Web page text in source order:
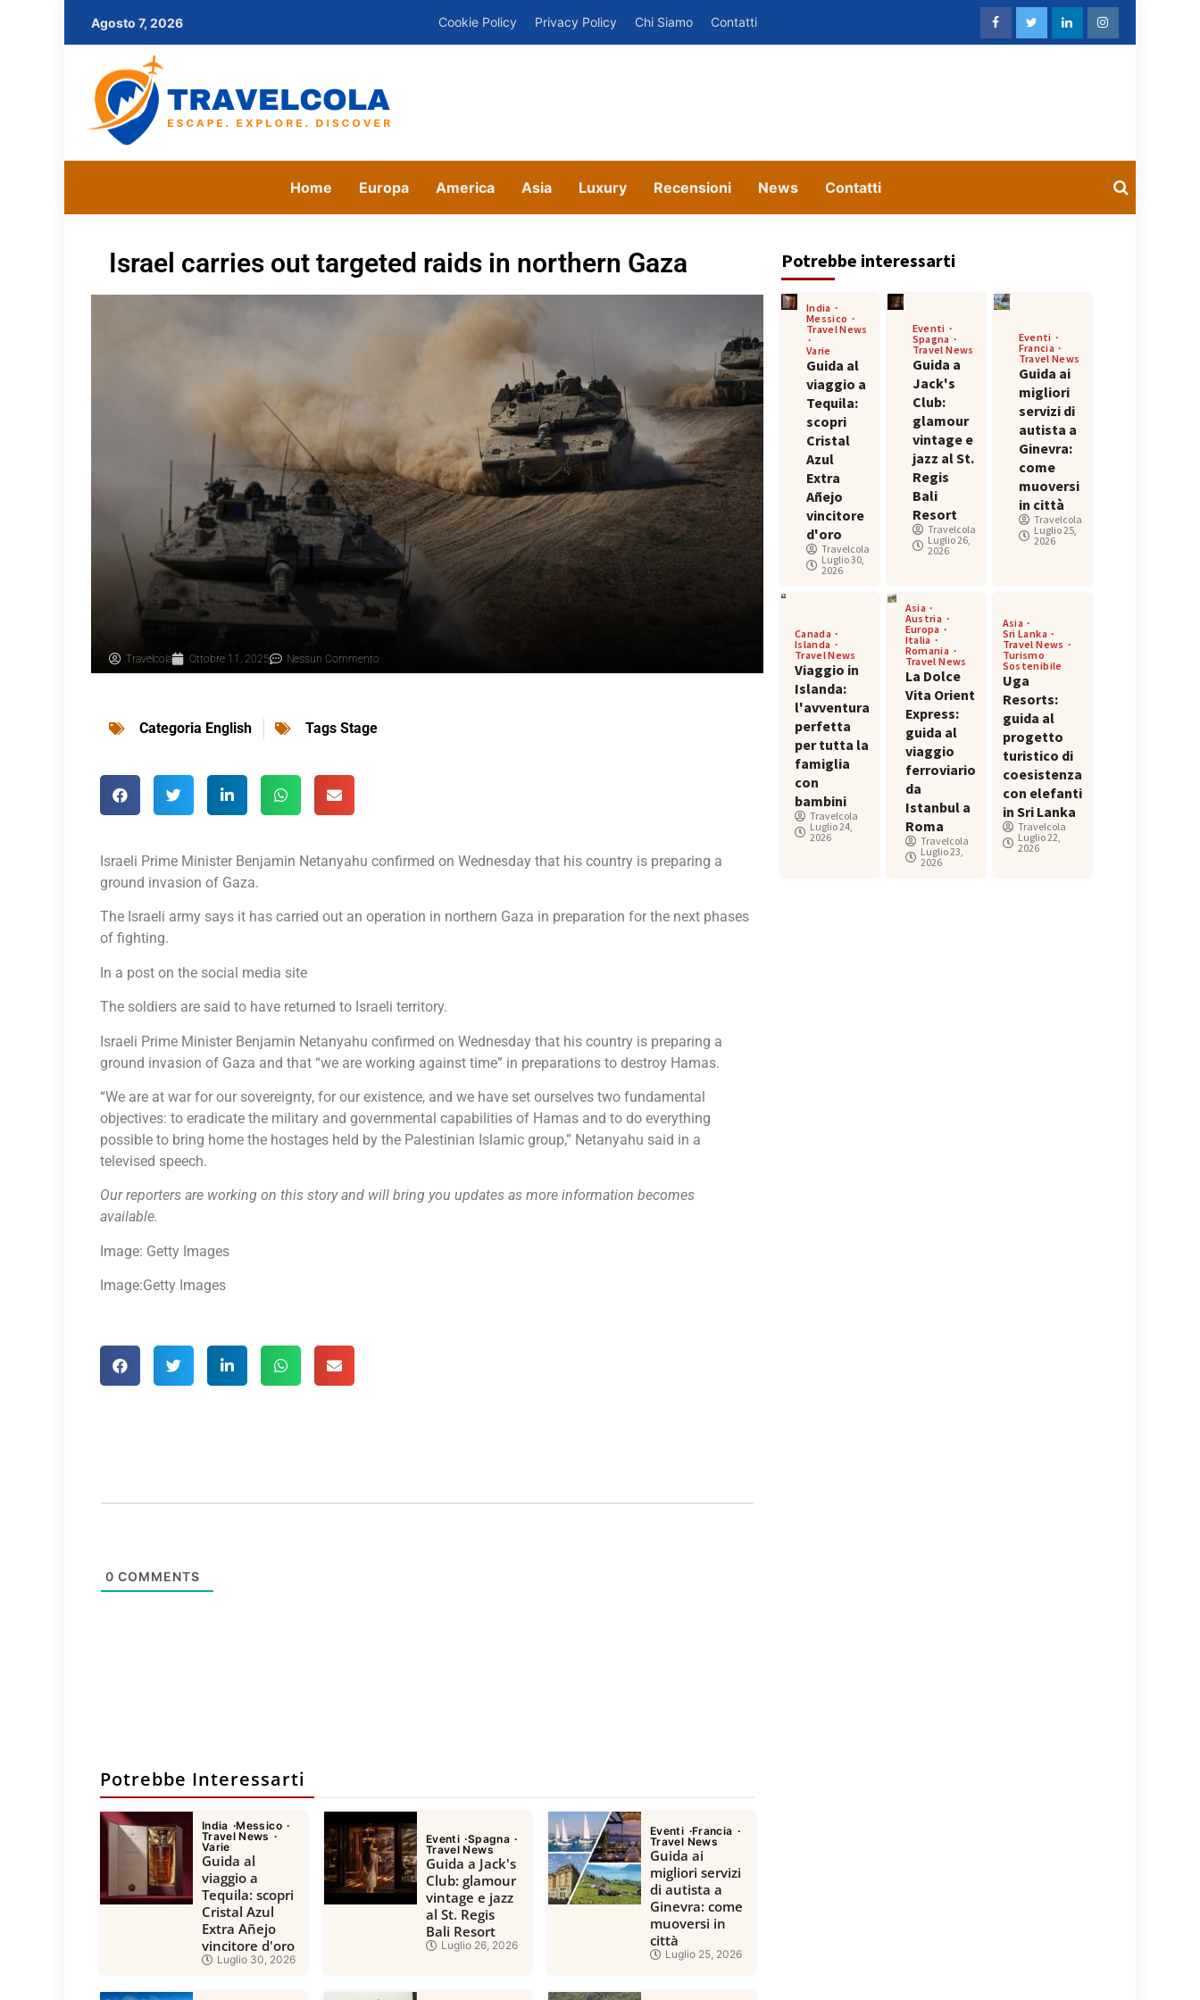
Agosto 7, 2026 Cookie Policy Privacy Policy Chi Siamo Contatti
Home Europa America Asia Luxury Recensioni News Contatti
Israel carries out targeted raids in northern Gaza
Travelcola Ottobre 11, 2025 Nessun Commento
Categoria English Tags Stage
Israeli Prime Minister Benjamin Netanyahu confirmed on Wednesday that his country is preparing a
ground invasion of Gaza.
The Israeli army says it has carried out an operation in northern Gaza in preparation for the next phases
of fighting.
In a post on the social media site
The soldiers are said to have returned to Israeli territory.
Israeli Prime Minister Benjamin Netanyahu confirmed on Wednesday that his country is preparing a
ground invasion of Gaza and that “we are working against time” in preparations to destroy Hamas.
“We are at war for our sovereignty, for our existence, and we have set ourselves two fundamental
objectives: to eradicate the military and governmental capabilities of Hamas and to do everything
possible to bring home the hostages held by the Palestinian Islamic group,” Netanyahu said in a
televised speech.
Our reporters are working on this story and will bring you updates as more information becomes
available.
Image: Getty Images
Image:Getty Images
0 COMMENTS
Potrebbe Interessarti
India
Messico
Travel News
Varie
Guida al
viaggio a
Tequila: scopri
Cristal Azul
Extra Añejo
vincitore d'oro
Luglio 30, 2026
Eventi Spagna
Travel News
Guida a Jack's
Club: glamour
vintage e jazz
al St. Regis
Bali Resort
Luglio 26, 2026
Eventi Francia
Travel News
Guida ai
migliori servizi
di autista a
Ginevra: come
muoversi in
città
Luglio 25, 2026
Potrebbe interessarti
India
Messico
Travel News
Varie
Guida al
viaggio a
Tequila:
scopri
Cristal
Azul
Extra
Añejo
vincitore
d'oro
Travelcola
Luglio 30,
2026
Eventi
Spagna
Travel News
Guida a
Jack's
Club:
glamour
vintage e
jazz al St.
Regis
Bali
Resort
Travelcola
Luglio 26,
2026
Eventi
Francia
Travel News
Guida ai
migliori
servizi di
autista a
Ginevra:
come
muoversi
in città
Travelcola
Luglio 25,
2026
Canada
Islanda
Travel News
Viaggio in
Islanda:
l'avventura
perfetta
per tutta la
famiglia
con
bambini
Travelcola
Luglio 24,
2026
Asia
Austria
Europa
Italia
Romania
Travel News
La Dolce
Vita Orient
Express:
guida al
viaggio
ferroviario
da
Istanbul a
Roma
Travelcola
Luglio 23,
2026
Asia
Sri Lanka
Travel News
Turismo
Sostenibile
Uga
Resorts:
guida al
progetto
turistico di
coesistenza
con elefanti
in Sri Lanka
Travelcola
Luglio 22,
2026